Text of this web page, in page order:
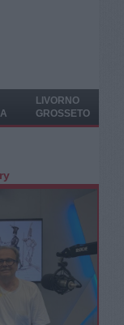
LIVORNO
GROSSETO